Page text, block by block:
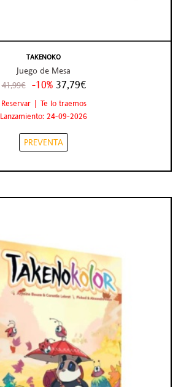
TAKENOKO
Juego de Mesa
41,99€ -10% 37,79€
Reservar | Te lo traemos
Lanzamiento: 24-09-2026
PREVENTA